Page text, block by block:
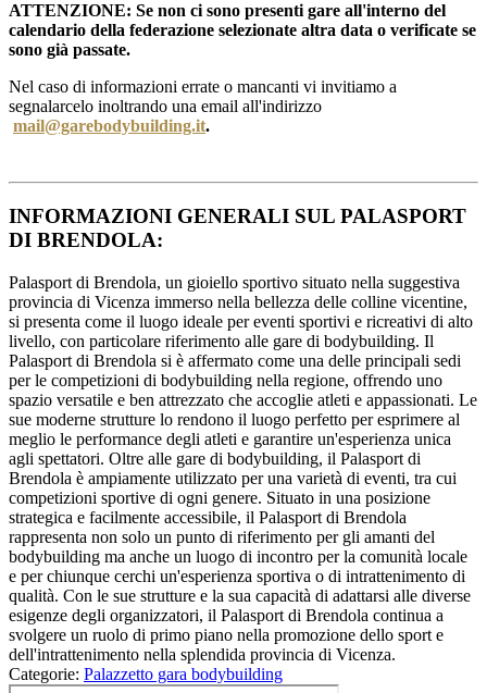
ATTENZIONE: Se non ci sono presenti gare all'interno del
calendario della federazione selezionate altra data o verificate se
sono già passate.
Nel caso di informazioni errate o mancanti vi invitiamo a
segnalarcelo inoltrando una email all'indirizzo
mail@garebodybuilding.it.
INFORMAZIONI GENERALI SUL PALASPORT
DI BRENDOLA:
Palasport di Brendola, un gioiello sportivo situato nella suggestiva
provincia di Vicenza immerso nella bellezza delle colline vicentine,
si presenta come il luogo ideale per eventi sportivi e ricreativi di alto
livello, con particolare riferimento alle gare di bodybuilding. Il
Palasport di Brendola si è affermato come una delle principali sedi
per le competizioni di bodybuilding nella regione, offrendo uno
spazio versatile e ben attrezzato che accoglie atleti e appassionati. Le
sue moderne strutture lo rendono il luogo perfetto per esprimere al
meglio le performance degli atleti e garantire un'esperienza unica
agli spettatori. Oltre alle gare di bodybuilding, il Palasport di
Brendola è ampiamente utilizzato per una varietà di eventi, tra cui
competizioni sportive di ogni genere. Situato in una posizione
strategica e facilmente accessibile, il Palasport di Brendola
rappresenta non solo un punto di riferimento per gli amanti del
bodybuilding ma anche un luogo di incontro per la comunità locale
e per chiunque cerchi un'esperienza sportiva o di intrattenimento di
qualità. Con le sue strutture e la sua capacità di adattarsi alle diverse
esigenze degli organizzatori, il Palasport di Brendola continua a
svolgere un ruolo di primo piano nella promozione dello sport e
dell'intrattenimento nella splendida provincia di Vicenza.
Categorie: Palazzetto gara bodybuilding